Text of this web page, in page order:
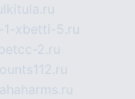
xbetti-5.ru
2.ru